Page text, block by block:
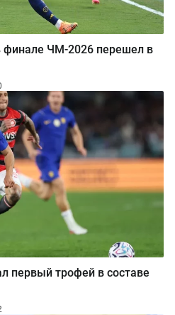
финале ЧМ-2026 перешел в
первый трофей в составе